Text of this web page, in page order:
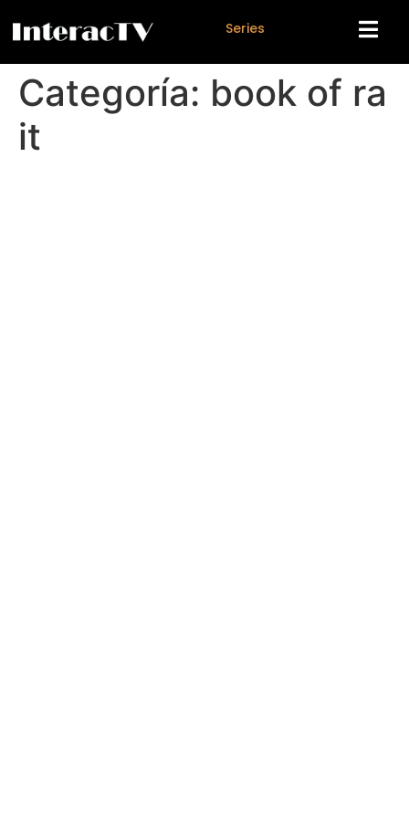
Series
Categoría: book of ra
it